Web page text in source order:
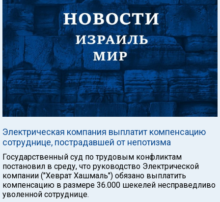
Электрическая компания выплатит компенсацию
сотруднице, пострадавшей от непотизма
Государственный суд по трудовым конфликтам
постановил в среду, что руководство Электрической
компании ("Хеврат Хашмаль") обязано выплатить
компенсацию в размере 36.000 шекелей несправедливо
уволенной сотруднице.